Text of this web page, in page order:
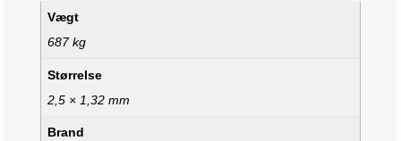
Vægt
687 kg
Størrelse
2,5 × 1,32 mm
Brand